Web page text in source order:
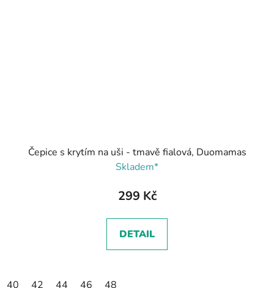
Čepice s krytím na uši - tmavě fialová, Duomamas
Skladem*
299 Kč
DETAIL
40 42 44 46 48